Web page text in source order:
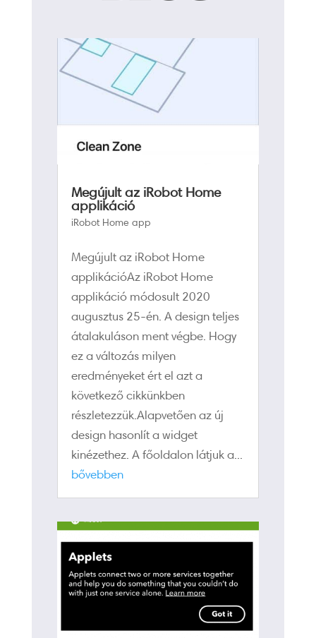
Megújult az iRobot Home
applikáció
iRobot Home app
Megújult az iRobot Home
applikációAz iRobot Home
applikáció módosult 2020
augusztus 25-én. A design teljes
átalakuláson ment végbe. Hogy
ez a változás milyen
eredményeket ért el azt a
következő cikkünkben
részletezzük.Alapvetően az új
design hasonlít a widget
kinézethez. A főoldalon látjuk a...
bővebben